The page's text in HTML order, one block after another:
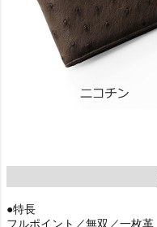
●特長
フルポイント／無双／一枚革